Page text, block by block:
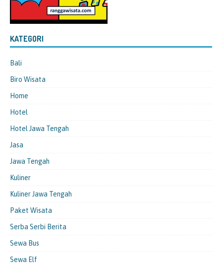
KATEGORI
Bali
Biro Wisata
Home
Hotel
Hotel Jawa Tengah
Jasa
Jawa Tengah
Kuliner
Kuliner Jawa Tengah
Paket Wisata
Serba Serbi Berita
Sewa Bus
Sewa Elf